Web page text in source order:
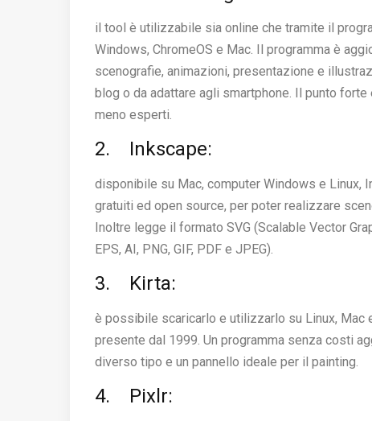
il tool è utilizzabile sia online che tramite il
Windows, ChromeOS e Mac. Il programma è
scenografie, animazioni, presentazione e
blog o da adattare agli smartphone. Il punto
meno esperti.
2. Inkscape:
disponibile su Mac, computer Windows e Linux,
gratuiti ed open source, per poter realizzare
Inoltre legge il formato SVG (Scalable Vector
EPS, AI, PNG, GIF, PDF e JPEG).
3. Kirta:
è possibile scaricarlo e utilizzarlo su Linux,
presente dal 1999. Un programma senza costi
diverso tipo e un pannello ideale per il painting.
4. Pixlr: